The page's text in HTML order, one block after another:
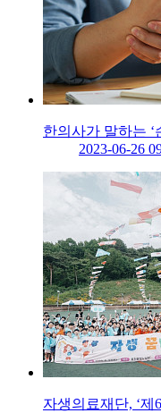
한의사가 말하는 ‘
2023-06-26
자생의료재단, ‘제